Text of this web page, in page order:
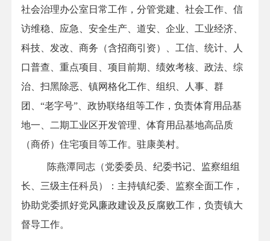
社会治理办公室日常工作，分管党建、社会工作、 信
访维稳、 应急、 安全生产、道安、 企业、工业经济、
科技、发改、商务 （含招商引资）
、工信、统计、人
口普查、重点项目、项目前期、绩效考核、政法、综
治、扫黑除恶、 镇网格化工作、 组织、人事、群
团、 “老字号”、 政协联络组等工作，负责体育用品基
地一、二期工业区开发管理、体育用品基地高品质
（商侨）住宅项目 等工作。 驻康美村。
陈燕潭同志（党委委员、纪委书记、监察组组
长、 三级主任科员）：主持镇纪委、监察全面工作，
协助党委抓好党风廉政建设及反腐败工作，负责镇大
督导工作。